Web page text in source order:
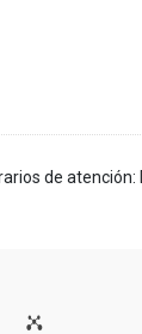
de atención:
